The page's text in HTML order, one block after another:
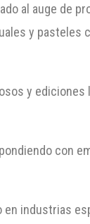
al auge de
y pasteles
y ediciones
con
industrias